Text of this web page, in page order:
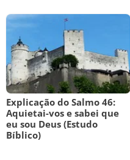
Explicação do Salmo 46:
Aquietai-vos e sabei que
eu sou Deus (Estudo
Bíblico)